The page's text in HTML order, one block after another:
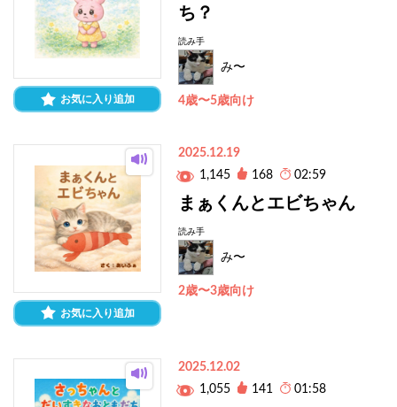
お気に入り追加
ち？
読み手
み〜
4歳〜5歳向け
お気に入り追加
2025.12.19
1,145
168 02:59
まぁくんとエビちゃん
読み手
み〜
2歳〜3歳向け
2025.12.02
1,055
141 01:58